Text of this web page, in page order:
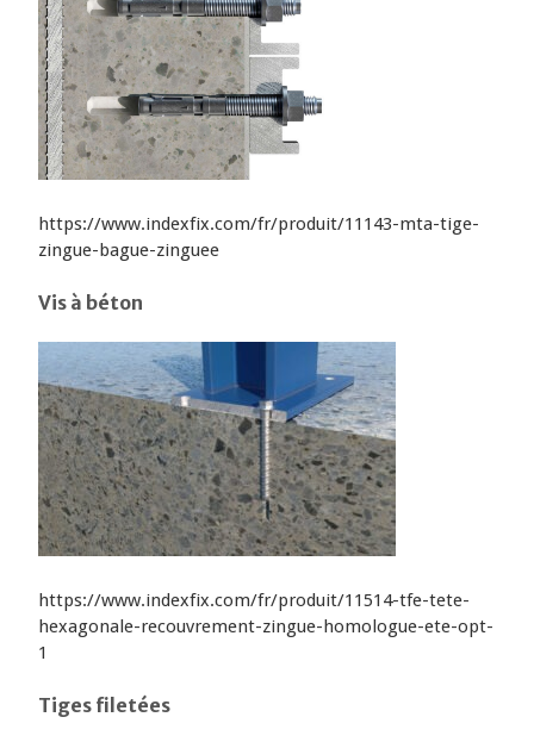
https://www.indexfix.com/fr/produit/11143-mta-tige-
zingue-bague-zinguee
Vis à béton
https://www.indexfix.com/fr/produit/11514-tfe-tete-
hexagonale-recouvrement-zingue-homologue-ete-opt-
1
Tiges filetées